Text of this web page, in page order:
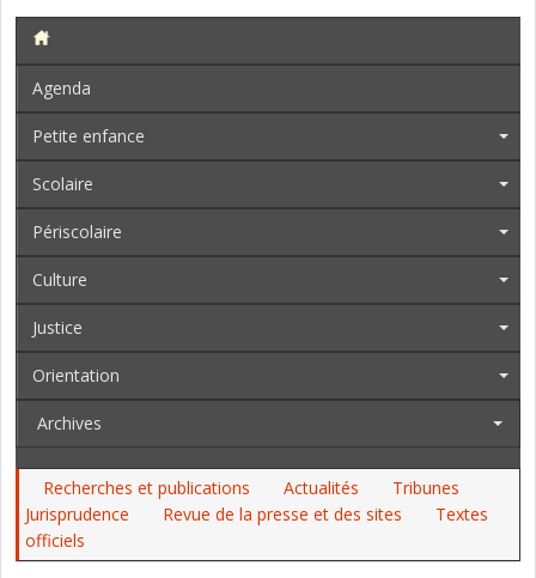
Agenda
Petite enfance
Scolaire
Périscolaire
Culture
Justice
Orientation
Archives
Recherches et publications Actualités
Tribunes
Jurisprudence
Revue de la presse et des sites
Textes
officiels